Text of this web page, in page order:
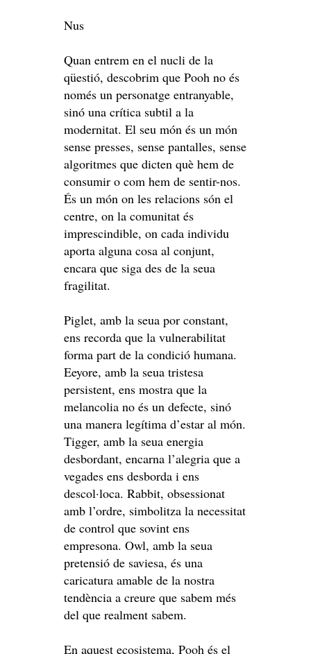
Nus
Quan entrem en el nucli de la
qüestió, descobrim que Pooh no és
només un personatge entranyable,
sinó una crítica subtil a la
modernitat. El seu món és un món
sense presses, sense pantalles, sense
algoritmes que dicten què hem de
consumir o com hem de sentir-nos.
És un món on les relacions són el
centre, on la comunitat és
imprescindible, on cada individu
aporta alguna cosa al conjunt,
encara que siga des de la seua
fragilitat.
Piglet, amb la seua por constant,
ens recorda que la vulnerabilitat
forma part de la condició humana.
Eeyore, amb la seua tristesa
persistent, ens mostra que la
melancolia no és un defecte, sinó
una manera legítima d’estar al món.
Tigger, amb la seua energia
desbordant, encarna l’alegria que a
vegades ens desborda i ens
descol·loca. Rabbit, obsessionat
amb l’ordre, simbolitza la necessitat
de control que sovint ens
empresona. Owl, amb la seua
pretensió de saviesa, és una
caricatura amable de la nostra
tendència a creure que sabem més
del que realment sabem.
En aquest ecosistema, Pooh és el